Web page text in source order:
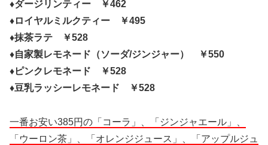
♦ダージリンティー ￥462
♦ロイヤルミルクティー ￥495
♦抹茶ラテ ￥528
♦自家製レモネード（ソーダ/ジンジャー） ￥550
♦ピンクレモネード ￥528
♦豆乳ラッシーレモネード ￥528
一番お安い385円の「コーラ」、「ジンジャエール」、
「ウーロン茶」、「オレンジジュース」、「アップルジュ